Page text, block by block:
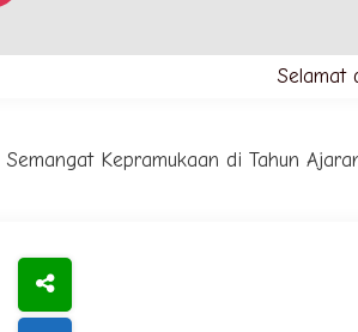
Selamat
Kepramukaan di Tahun